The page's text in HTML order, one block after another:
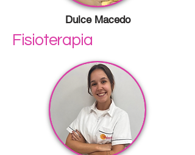
Dulce Macedo
Fisioterapia